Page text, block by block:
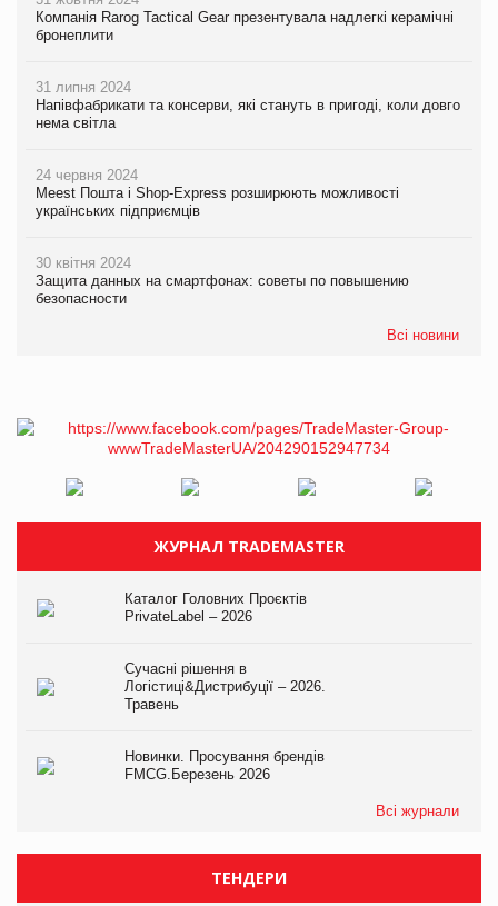
Компанія Rarog Tactical Gear презентувала надлегкі керамічні
бронеплити
31 липня 2024
Напівфабрикати та консерви, які стануть в пригоді, коли довго
нема світла
24 червня 2024
Meest Пошта і Shop-Express розширюють можливості
українських підприємців
30 квітня 2024
Защита данных на смартфонах: советы по повышению
безопасности
Всі новини
ЖУРНАЛ TRADEMASTER
Каталог Головних Проєктів
PrivateLabel – 2026
Сучасні рішення в
Логістиці&Дистрибуції – 2026.
Травень
Новинки. Просування брендів
FMCG.Березень 2026
Всі журнали
ТЕНДЕРИ